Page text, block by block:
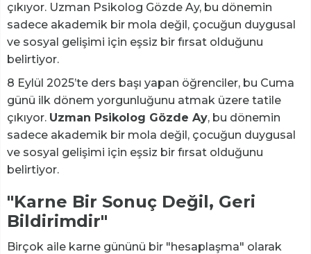
çıkıyor. Uzman Psikolog Gözde Ay, bu dönemin
sadece akademik bir mola değil, çocuğun duygusal
ve sosyal gelişimi için eşsiz bir fırsat olduğunu
belirtiyor.
8 Eylül 2025’te ders başı yapan öğrenciler, bu Cuma
günü ilk dönem yorgunluğunu atmak üzere tatile
çıkıyor. Uzman Psikolog Gözde Ay, bu dönemin
sadece akademik bir mola değil, çocuğun duygusal
ve sosyal gelişimi için eşsiz bir fırsat olduğunu
belirtiyor.
"Karne Bir Sonuç Değil, Geri
Bildirimdir"
Birçok aile karne gününü bir "hesaplaşma" olarak